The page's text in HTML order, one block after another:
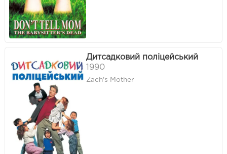
Дитсадковий поліцейський
1990
Zach's Mother